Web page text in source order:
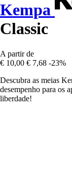
Kempa
Classic
A partir de
€ 10,00 € 7,68 -23%
Descubra as meias
desempenho para os
liberdade!